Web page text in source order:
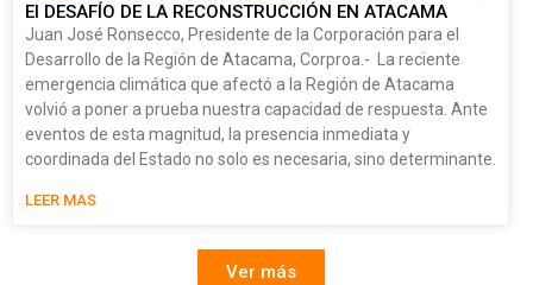
El DESAFÍO DE LA RECONSTRUCCIÓN EN ATACAMA
Juan José Ronsecco, Presidente de la Corporación para el
Desarrollo de la Región de Atacama, Corproa.- La reciente
emergencia climática que afectó a la Región de Atacama
volvió a poner a prueba nuestra capacidad de respuesta. Ante
eventos de esta magnitud, la presencia inmediata y
coordinada del Estado no solo es necesaria, sino determinante.
LEER MAS
Ver más